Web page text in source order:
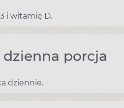
i witamię D.
porcja
dziennie.